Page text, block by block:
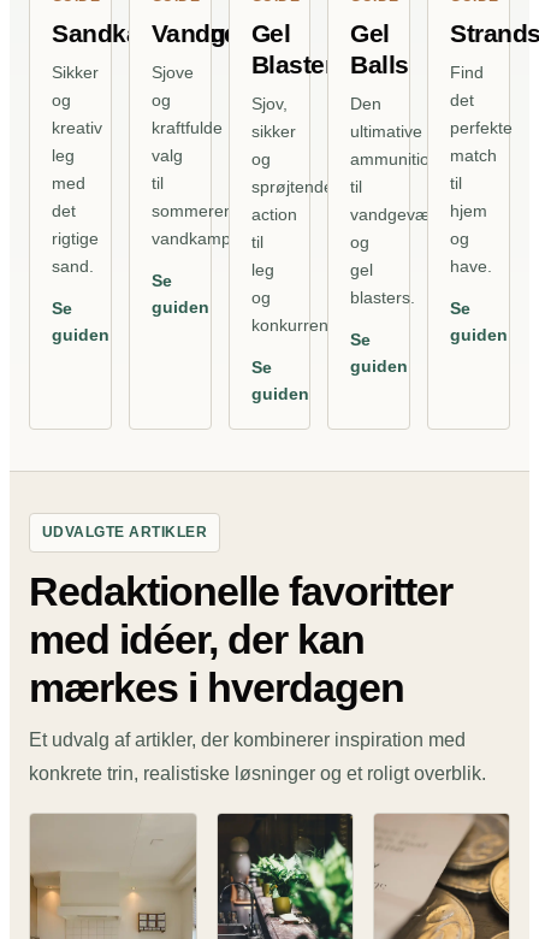
Sandkassesand
Sikker
og
kreativ
leg
med
det
rigtige
sand.
Se
guiden
Vandgevær
Sjove
og
kraftfulde
valg
til
sommerens
vandkamp.
Se
guiden
Gel
Blaster
Sjov,
sikker
og
sprøjtende
action
til
leg
og
konkurrence.
Se
guiden
Gel
Balls
Den
ultimative
ammunition
til
vandgevær
og
gel
blasters.
Se
guiden
Find
det
perfekte
match
til
hjem
og
have.
Se
guiden
UDVALGTE ARTIKLER
Redaktionelle favoritter
med idéer, der kan
mærkes i hverdagen
Et udvalg af artikler, der kombinerer inspiration med
konkrete trin, realistiske løsninger og et roligt overblik.